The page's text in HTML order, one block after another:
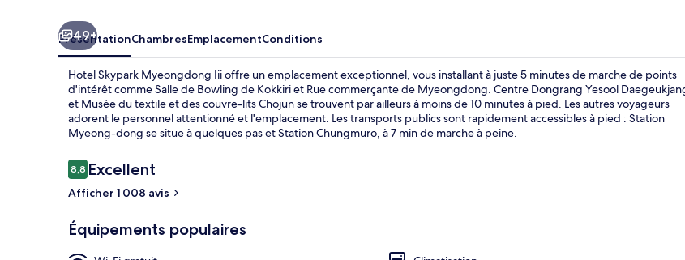
49+
PrésentationChambresEmplacementConditions
Hotel Skypark Myeongdong Iii offre un emplacement exceptionnel, vous installant à juste 5 minutes de marche de points
d'intérêt comme Salle de Bowling de Kokkiri et Rue commerçante de Myeongdong. Centre Dongrang Yesool
et Musée du textile et des couvre-lits Chojun se trouvent par ailleurs à moins de 10 minutes à pied. Les autres voyageurs
adorent le personnel attentionné et l'emplacement. Les transports publics sont rapidement accessibles à pied : Station
Myeong-dong se situe à quelques pas et Station Chungmuro, à 7 min de marche à peine.
Avis
voyageurs
8,88,8 sur 10
Excellent
Afficher 1 008 avis
Équipements populaires